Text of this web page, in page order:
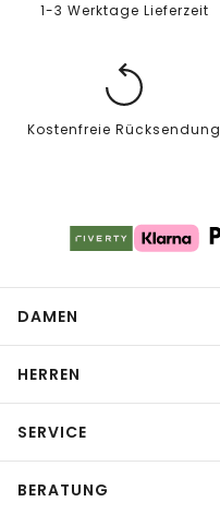
1-3 Werktage Lieferzeit
Kostenfreie Rücksendung
DAMEN
HERREN
SERVICE
BERATUNG